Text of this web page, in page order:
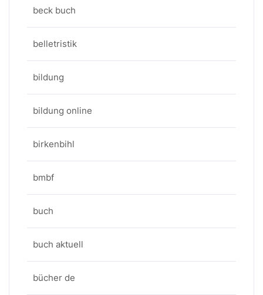
beck buch
belletristik
bildung
bildung online
birkenbihl
bmbf
buch
buch aktuell
bücher de